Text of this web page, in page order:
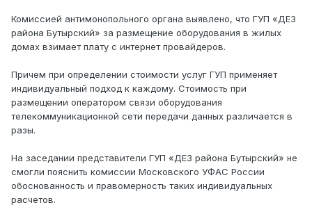
Комиссией антимонопольного органа выявлено, что ГУП «ДЕЗ
района Бутырский» за размещение оборудования в жилых
домах взимает плату с интернет провайдеров.
Причем при определении стоимости услуг ГУП применяет
индивидуальный подход к каждому. Стоимость при
размещении оператором связи оборудования
телекоммуникационной сети передачи данных различается в
разы.
На заседании представители ГУП «ДЕЗ района Бутырский» не
смогли пояснить комиссии Московского УФАС России
обоснованность и правомерность таких индивидуальных
расчетов.